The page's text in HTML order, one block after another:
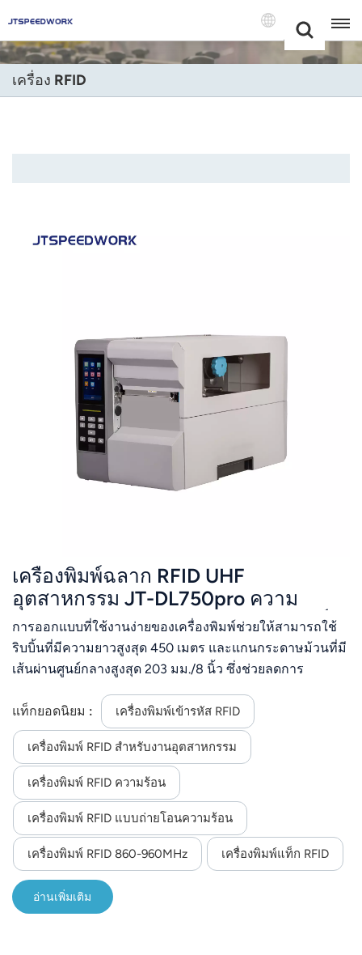
+86 -18681515767
Language(แบบ
English
Nederland
عربي
한국어
Melayu
Polski
แบบไทย
Indonesia
norsk
เครื่อง RFID
เครื่องพิมพ์ฉลาก RFID UHF
อุตสาหกรรม JT-DL750pro ความ
ละเอียด 300dpi | พิมพ์และเข้ารหัสแท็ก
RFID สำหรับการติดตามทรัพย์สินในคลัง
สินค้าประเภทเสื้อผ้า
การออกแบบที่ใช้งานง่ายของเครื่องพิมพ์ช่วยให้สามารถใช้
ริบบิ้นที่มีความยาวสูงสุด 450 เมตร และแกนกระดาษม้วนที่มี
เส้นผ่านศูนย์กลางสูงสุด 203 มม./8 นิ้ว ซึ่งช่วยลดการ
DL750Pro ยังสามารถกำหนดค่าด้วยอุปกรณ์เสริมต่างๆ ได้
หลากหลาย ทำให้เหมาะสำหรับการใช้งานในหลาย
อุตสาหกรรม รวมถึงโลจิสติกส์ การบริการโรงแรม ร้าน
อาหาร และการดูแลสุขภาพ DL750Pro ออกแบบมาพร้อมใบ
มีดฉีกกระดาษที่เป็นเอกลักษณ์ ช่วยให้ฉีกกระดาษได้ทั้งสอง
ทิศทาง คือขึ้นหรือลง ตามความต้องการของผู้ใช้งาน
นอกจากนี้ยังมีเซ็นเซอร์ตรวจจับรอยดำที่ปรับได้ ซึ่งสามารถ
ปรับให้เข้ากับรอยดำต่างๆ ที่ใช้บนวัสดุพิมพ์ และหัวพิมพ์
ความละเอียด 300 dpi รับประกันผลลัพธ์ที่คมชัด
แท็กยอดนิยม : เครื่องพิมพ์เข้ารหัส RFID
เครื่องพิมพ์ RFID สำหรับงานอุตสาหกรรม
เครื่องพิมพ์ RFID ความร้อน
เครื่องพิมพ์ RFID แบบถ่ายโอนความร้อน
เครื่องพิมพ์ RFID 860-960MHz เครื่องพิมพ์แท็ก RFID
อ่านเพิ่มเติม